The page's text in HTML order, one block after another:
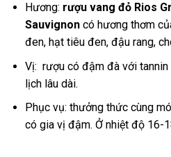
Hương: rượu vang đỏ Rios
Sauvignoncó hương thơm
đen, hạt tiêu đen, đậu rang,
Vị: rượu có đậm đà với tannin
lịch lâu dài.
Phục vụ: thưởng thức cùng
có gia vị đậm. Ở nhiệt độ 16-